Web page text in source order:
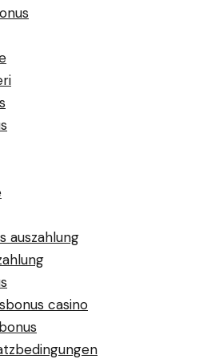
auszahlung
casino